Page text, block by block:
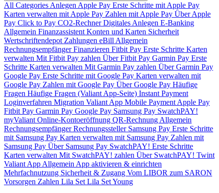
All Categories Anlegen Apple Pay Erste Schritte mit Apple Pay
Karten verwalten mit Apple Pay Zahlen mit Apple Pay Über Apple
Pay Click to Pay CO2-RechnerDigitales Anlegen E-Banking
Allgemein Finanzassistent Konten und Karten Sicherheit
Wertschriftendepot Zahlungen eBill Allgemein
RechnungsempfängerFinanzieren Fitbit Pay Erste Schritte Karten
verwalten Mit Fitbit Pay zahlen Über Fitbit Pay Garmin Pay Erste
Schritte Karten verwalten Mit Garmin Pay zahlen Über Garmin Pay
Google Pay Erste Schritte mit Google Pay Karten verwalten mit
Google Pay Zahlen mit Google Pay Über Google Pay Häufige
Fragen Häufige Fragen (Valiant App-Seite) Instant Payment
Loginverfahren Migration Valiant App Mobile Payment Apple Pay
Fitbit Pay Garmin Pay Google Pay Samsung Pay SwatchPAY!
myValiant Online-Kontoeröffnung QR-Rechnung Allgemein
RechnungsempfängerRechnungssteller Samsung Pay Erste Schritte
mit Samsung Pay Karten verwalten mit Samsung Pay Zahlen mit
Samsung Pay Über Samsung Pay SwatchPAY! Erste Schritte
Karten verwalten Mit SwatchPAY! zahlen Über SwatchPAY! Twint
Valiant App Allgemein App aktivieren & einrichten
Mehrfachnutzung Sicherheit & Zugang Vom LIBOR zum SARON
Vorsorgen Zahlen Lila Set Lila Set Young